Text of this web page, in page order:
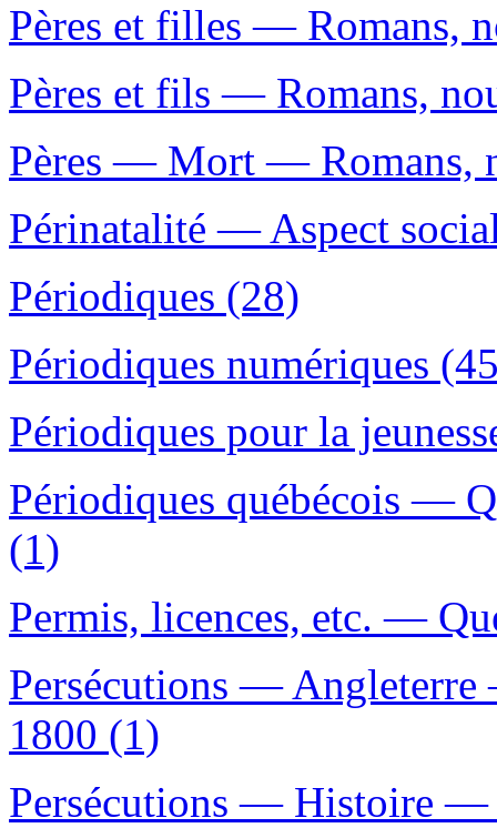
Pères et filles — Romans,
Pères et fils — Romans,
Pères — Mort — Romans,
Périnatalité — Aspect
Périodiques (28)
Périodiques numériques
Périodiques pour la
Périodiques québécois —
(1)
Permis, licences, etc. —
Persécutions —
1800 (1)
Persécutions — Histoire —